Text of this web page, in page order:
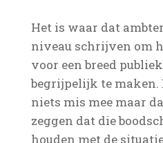
Het is waar dat
niveau schrijven om
voor een breed
begrijpelijk te maken.
niets mis mee maar
zeggen dat die
houden met de